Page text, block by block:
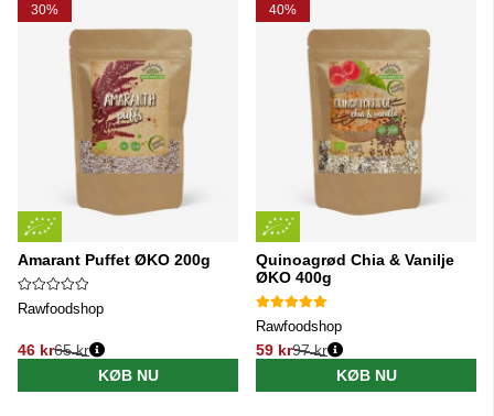
30%
Amarant Puffet ØKO 200g
Rawfoodshop
46 kr
Normalpris:
65 kr
KØB NU
40%
Quinoagrød Chia & Vanilje
ØKO 400g
Rawfoodshop
59 kr
Normalpris:
97 kr
KØB NU